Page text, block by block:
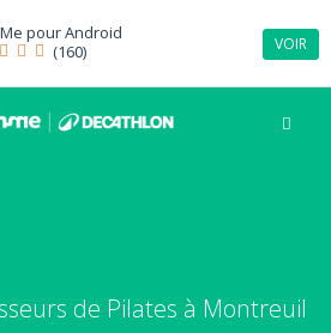
pourAndroid
(160)
VOIR
de Pilates à Montreuil